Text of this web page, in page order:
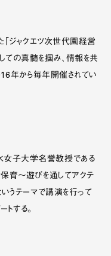
ジャクエツ次世代園経営
ての真髄を掴み、情報を共
年から毎年開催されてい
女子大学名誉教授である
育～遊びを通してアクテ
いうテーマで講演を行って
トする。